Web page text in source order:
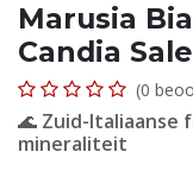
Marusia
Candia
(0
🌊 Zuid-Italiaanse
mineraliteit